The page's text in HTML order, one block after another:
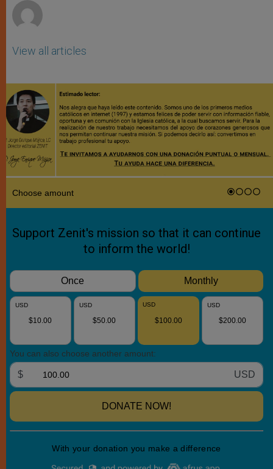
View all articles